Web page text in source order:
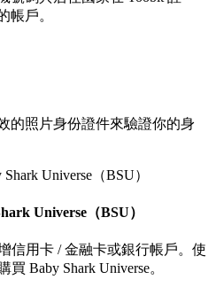
帳戶。
的照片身份證件來驗證你的身
Universe（BSU）
信用卡 / 金融卡或銀行帳戶。使
Baby Shark Universe。